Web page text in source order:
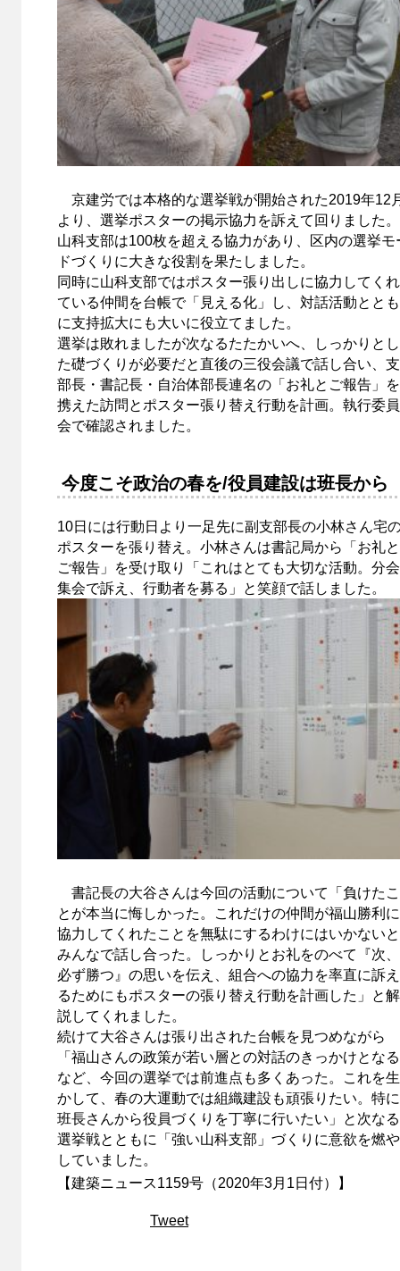
京建労では本格的な選挙戦が開始された2019年12
より、選挙ポスターの掲示協力を訴えて回りました。
山科支部は100枚を超える協力があり、区内の選挙モ
ドづくりに大きな役割を果たしました。
同時に山科支部ではポスター張り出しに協力してくれ
ている仲間を台帳で「見える化」し、対話活動ととも
に支持拡大にも大いに役立てました。
選挙は敗れましたが次なるたたかいへ、しっかりとし
た礎づくりが必要だと直後の三役会議で話し合い、支
部長・書記長・自治体部長連名の「お礼とご報告」を
携えた訪問とポスター張り替え行動を計画。執行委員
会で確認されました。
今度こそ政治の春を/役員建設は班長から
10日には行動日より一足先に副支部長の小林さん宅
ポスターを張り替え。小林さんは書記局から「お礼と
ご報告」を受け取り「これはとても大切な活動。分会
集会で訴え、行動者を募る」と笑顔で話しました。
書記長の大谷さんは今回の活動について「負けたこ
とが本当に悔しかった。これだけの仲間が福山勝利に
協力してくれたことを無駄にするわけにはいかないと
みんなで話し合った。しっかりとお礼をのべて『次、
必ず勝つ』の思いを伝え、組合への協力を率直に訴え
るためにもポスターの張り替え行動を計画した」と解
説してくれました。
続けて大谷さんは張り出された台帳を見つめながら
「福山さんの政策が若い層との対話のきっかけとなる
など、今回の選挙では前進点も多くあった。これを生
かして、春の大運動では組織建設も頑張りたい。特に
班長さんから役員づくりを丁寧に行いたい」と次なる
選挙戦とともに「強い山科支部」づくりに意欲を燃や
していました。
【建築ニュース1159号（2020年3月1日付）】
Tweet